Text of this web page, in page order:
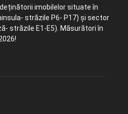
deținătorii imobilelor situate în
străzile P6- P17) și sector
străzile E1-E5). Măsurători în